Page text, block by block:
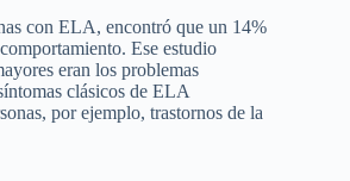
con ELA, encontró que un 14%
Ese estudio
eran los problemas
clásicos de ELA
por ejemplo, trastornos de la